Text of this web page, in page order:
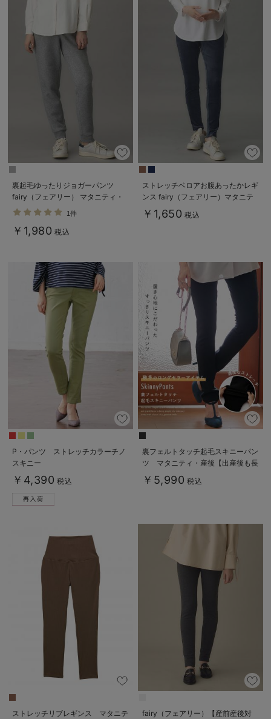
裏起毛ゆったりジョガーパンツ
fairy（フェアリー） マタニティ・
産後 【出産後も長く使える】
1件
￥1,980 税込
ストレッチベロアお腹あったかレギ
ンス fairy（フェアリー）マタニテ
ィ・産後 【出産後も長く使える】
￥1,650 税込
P・パンツ ストレッチカラーチノ
スキニー
￥4,390 税込
裏フェルトタッチ起毛スキニーパン
ツ マタニティ・産後【出産後も長
く使える】
￥5,990 税込
ストレッチリブレギンス マタニテ
fairy（フェアリー）【産前産後対